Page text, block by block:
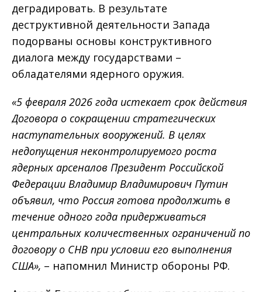
деградировать. В результате
деструктивной деятельности Запада
подорваны основы конструктивного
диалога между государствами –
обладателями ядерного оружия.
«5 февраля 2026 года истекает срок действия
Договора о сокращении стратегических
наступательных вооружений. В целях
недопущения неконтролируемого роста
ядерных арсеналов Президент Российской
Федерации Владимир Владимирович Путин
объявил, что Россия готова продолжить в
течение одного года придерживаться
центральных количественных ограничений по
договору о СНВ при условии его выполнения
США», – напомнил Министр обороны РФ.